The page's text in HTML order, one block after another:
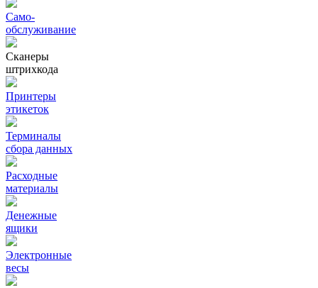
Само-
обслуживание
Сканеры
штрихкода
Принтеры
этикеток
Терминалы
сбора данных
Расходные
материалы
Денежные
ящики
Электронные
весы